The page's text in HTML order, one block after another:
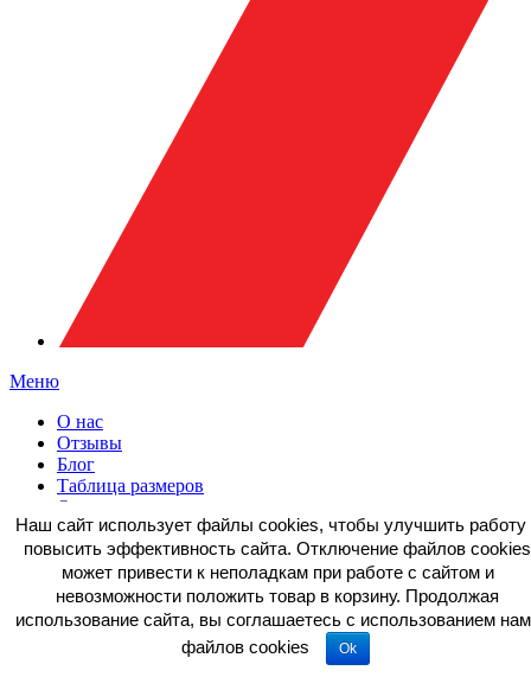
Меню
О нас
Отзывы
Блог
Таблица размеров
Оплата и доставка
Фасоны
Вопрос-ответ
Пользовательское соглашение
Наш сайт использует файлы cookies, чтобы улучшить работу
повысить эффективность сайта. Отключение файлов cookies
может привести к неполадкам при работе с сайтом и
невозможности положить товар в корзину. Продолжая
использование сайта, вы соглашаетесь c использованием
файлов cookies
Ok